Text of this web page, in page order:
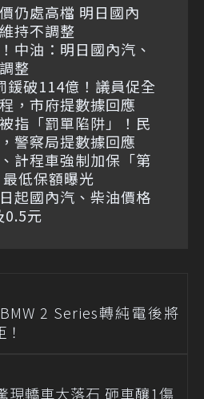
仍處高檔 明日國內
持不調整
中油：明日國內汽、
整
鍰破114億！議員促全
，市府提數據回應
指「罰單陷阱」！民
警察局提數據回應
計程車強制加保「第
低保額曝光
起國內汽、柴油價格
0.5元
2 Series轉純電後將
現轎車大落石 砸車釀1傷